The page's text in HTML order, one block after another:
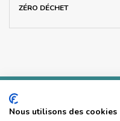
ZÉRO DÉCHET
Nous utilisons des cookies